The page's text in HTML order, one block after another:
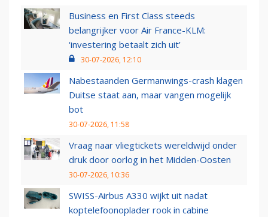
Business en First Class steeds
belangrijker voor Air France-KLM:
‘investering betaalt zich uit’
30-07-2026, 12:10
Nabestaanden Germanwings-crash klagen
Duitse staat aan, maar vangen mogelijk
bot
30-07-2026, 11:58
Vraag naar vliegtickets wereldwijd onder
druk door oorlog in het Midden-Oosten
30-07-2026, 10:36
SWISS-Airbus A330 wijkt uit nadat
koptelefoonoplader rook in cabine